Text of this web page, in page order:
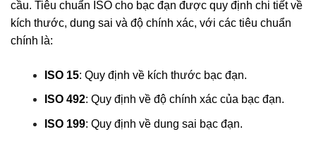
cầu. Tiêu chuẩn ISO cho bạc đạn được quy định chi tiết về
kích thước, dung sai và độ chính xác, với các tiêu chuẩn
chính là:
ISO 15: Quy định về kích thước bạc đạn.
ISO 492: Quy định về độ chính xác của bạc đạn.
ISO 199: Quy định về dung sai bạc đạn.